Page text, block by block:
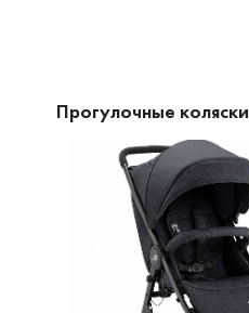
Прогулочные коляски